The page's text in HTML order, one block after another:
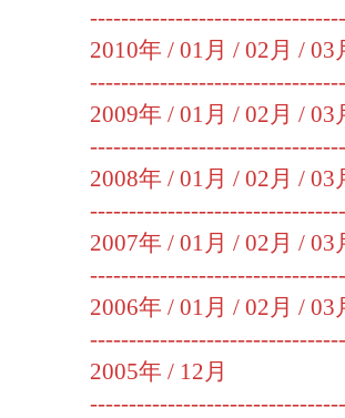
2010年 / 01月 / 02月 / 03
2009年 / 01月 / 02月 / 03
2008年 / 01月 / 02月 / 03
2007年 / 01月 / 02月 / 03
2006年 / 01月 / 02月 / 03
2005年 / 12月